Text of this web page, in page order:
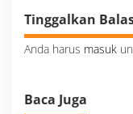
Tinggalkan
Anda harus masuk
Baca Juga